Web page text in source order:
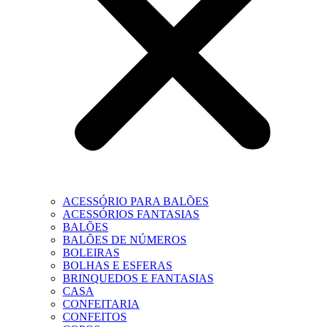
ACESSÓRIO PARA BALÕES
ACESSÓRIOS FANTASIAS
BALÕES
BALÕES DE NÚMEROS
BOLEIRAS
BOLHAS E ESFERAS
BRINQUEDOS E FANTASIAS
CASA
CONFEITARIA
CONFEITOS